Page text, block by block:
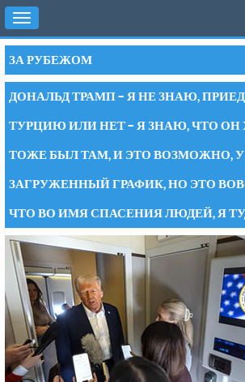
Toggle
navigation
ЗА РУБЕЖОМ
ДОНАЛЬД ТРАМП – Я НЕ ЗНАЮ,
ТУРЦИЮ ИЛИ НЕТ – Я ЗНАЮ, ЧТО ОН
ТОЖЕ БЫЛ ТАМ, И ЭТО ВОЗМОЖНО,
ЗАГРУЖЕННЫЙ ГРАФИК, НО ЭТО
ЧТО ВО ИМЯ СПАСЕНИЯ ЛЮДЕЙ, Я